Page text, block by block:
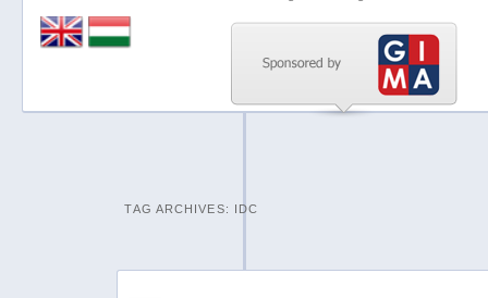
TAG ARCHIVES: IDC